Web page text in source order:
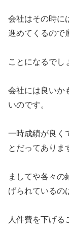
会社はその時に
進めてくるので
ことになるでし
会社には良いか
いのです。
一時成績が良く
とだってありま
ましてや各々の
げられているの
人件費を下げる